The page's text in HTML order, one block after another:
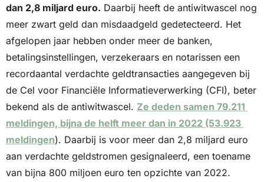
dan 2,8 miljard euro. Daarbij heeft de antiwitwascel nog
meer zwart geld dan misdaadgeld gedetecteerd. Het
afgelopen jaar hebben onder meer de banken,
betalingsinstellingen, verzekeraars en notarissen een
recordaantal verdachte geldtransacties aangegeven bij
de Cel voor Financiële Informatieverwerking (CFI), beter
bekend als de antiwitwascel. Ze deden samen 79.211
meldingen, bijna de helft meer dan in 2022 (53.923
meldingen). Daarbij is voor meer dan 2,8 miljard euro
aan verdachte geldstromen gesignaleerd, een toename
van bijna 800 miljoen euro ten opzichte van 2022.